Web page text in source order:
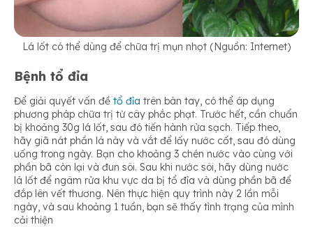
Lá lốt có thể dùng để chữa trị mụn nhọt (Nguồn: Internet)
Bệnh tổ đỉa
Để giải quyết vấn đề tổ đỉa trên bàn tay, có thể áp dụng
phương pháp chữa trị từ cây phắc phạt. Trước hết, cần chuẩn
bị khoảng 30g lá lốt, sau đó tiến hành rửa sạch. Tiếp theo,
hãy giã nát phần lá này và vắt để lấy nước cốt, sau đó dùng
uống trong ngày. Bạn cho khoảng 3 chén nước vào cùng với
phần bã còn lại và đun sôi. Sau khi nước sôi, hãy dùng nước
lá lốt để ngâm rửa khu vực da bị tổ đỉa và dùng phần bã để
đắp lên vết thương. Nên thực hiện quy trình này 2 lần mỗi
ngày, và sau khoảng 1 tuần, bạn sẽ thấy tình trạng của mình
cải thiện